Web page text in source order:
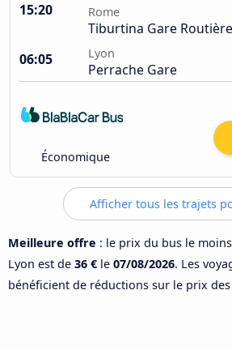
15:20 Rome
Tiburtina Gare Routière
06:05
Lyon
Perrache Gare
Économique
Afficher tous les trajets
Meilleure offre : le prix du bus le
Lyon est de 36 € le 07/08/2026. Les
bénéficient de réductions sur le prix